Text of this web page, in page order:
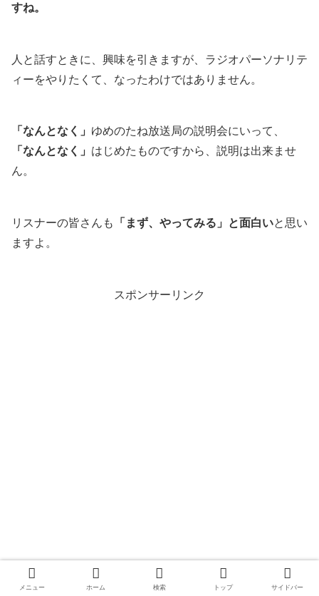
すね。
人と話すときに、興味を引きますが、ラジオパーソナリテ
ィーをやりたくて、なったわけではありません。
「なんとなく」 ゆめのたね放送局の説明会にいって、
「なんとなく」 はじめたものですから、説明は出来ませ
ん。
リスナーの皆さんも 「まず、やってみる」と面白いと思い
ますよ。
スポンサーリンク
メニュー ホーム 検索 トップ サイドバー